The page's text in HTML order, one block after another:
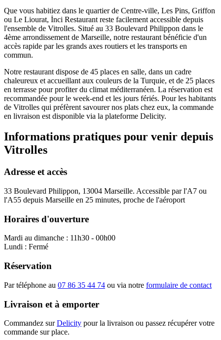
Que vous habitiez dans le quartier de Centre-ville, Les Pins, Griffon
ou Le Liourat, İnci Restaurant reste facilement accessible depuis
l'ensemble de Vitrolles. Situé au 33 Boulevard Philippon dans le
4ème arrondissement de Marseille, notre restaurant bénéficie d'un
accès rapide par les grands axes routiers et les transports en
commun.
Notre restaurant dispose de 45 places en salle, dans un cadre
chaleureux et accueillant aux couleurs de la Turquie, et de 25 places
en terrasse pour profiter du climat méditerranéen. La réservation est
recommandée pour le week-end et les jours fériés. Pour les habitants
de Vitrolles qui préfèrent savourer nos plats chez eux, la commande
en livraison est disponible via la plateforme Delicity.
Informations pratiques pour venir depuis
Vitrolles
Adresse et accès
33 Boulevard Philippon, 13004 Marseille. Accessible par l'A7 ou
l'A55 depuis Marseille en 25 minutes, proche de l'aéroport
Horaires d'ouverture
Mardi au dimanche : 11h30 - 00h00
Lundi : Fermé
Réservation
Par téléphone au 07 86 35 44 74 ou via notre formulaire de contact
Livraison et à emporter
Commandez sur Delicity pour la livraison ou passez récupérer votre
commande sur place.